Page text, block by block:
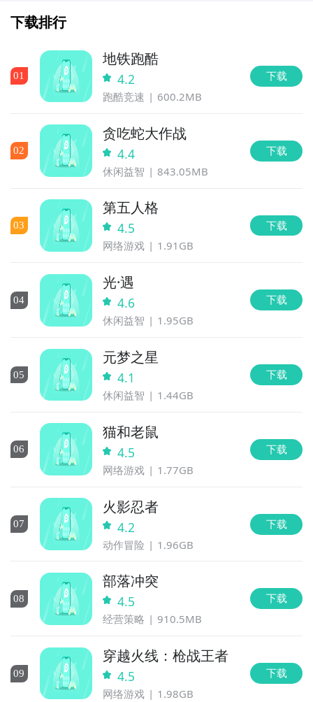
下载排行
01
地铁跑酷
4.2
跑酷竞速 600.2MB
下载
02
贪吃蛇大作战
4.4
休闲益智 843.05MB
下载
03
第五人格
4.5
网络游戏 1.91GB
下载
04
光·遇
4.6
休闲益智 1.95GB
下载
05
元梦之星
4.1
休闲益智 1.44GB
下载
06
猫和老鼠
4.5
网络游戏 1.77GB
下载
07
火影忍者
4.2
动作冒险 1.96GB
下载
08
部落冲突
4.5
经营策略 910.5MB
下载
09
穿越火线：枪战王者
4.5
网络游戏 1.98GB
下载